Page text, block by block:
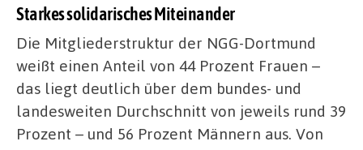
Starkes solidarisches Miteinander
Die Mitgliederstruktur der NGG-Dortmund
weißt einen Anteil von 44 Prozent Frauen –
das liegt deutlich über dem bundes- und
landesweiten Durchschnitt von jeweils rund 39
Prozent – und 56 Prozent Männern aus. Von